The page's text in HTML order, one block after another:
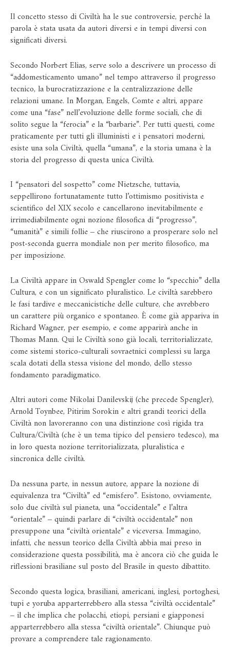
Il concetto stesso di Civiltà ha le sue controversie, perché la
parola è stata usata da autori diversi e in tempi diversi con
significati diversi.
Secondo Norbert Elias, serve solo a descrivere un processo di
“addomesticamento umano” nel tempo attraverso il progresso
tecnico, la burocratizzazione e la centralizzazione delle
relazioni umane. In Morgan, Engels, Comte e altri, appare
come una “fase” nell’evoluzione delle forme sociali, che di
solito segue la “ferocia” e la “barbarie”. Per tutti questi, come
praticamente per tutti gli illuministi e i pensatori moderni,
esiste una sola Civiltà, quella “umana”, e la storia umana è la
storia del progresso di questa unica Civiltà.
I “pensatori del sospetto” come Nietzsche, tuttavia,
seppellirono fortunatamente tutto l’ottimismo positivista e
scientifico del XIX secolo e cancellarono inevitabilmente e
irrimediabilmente ogni nozione filosofica di “progresso”,
“umanità” e simili follie ‒ che riuscirono a prosperare solo nel
post-seconda guerra mondiale non per merito filosofico, ma
per imposizione.
La Civiltà appare in Oswald Spengler come lo “specchio” della
Cultura, e con un significato pluralistico. Le civiltà sarebbero
le fasi tardive e meccanicistiche delle culture, che avrebbero
un carattere più organico e spontaneo. È come già appariva in
Richard Wagner, per esempio, e come apparirà anche in
Thomas Mann. Qui le Civiltà sono già locali, territorializzate,
come sistemi storico-culturali sovraetnici complessi su larga
scala dotati della stessa visione del mondo, dello stesso
fondamento paradigmatico.
Altri autori come Nikolai Danilevskij (che precede Spengler),
Arnold Toynbee, Pitirim Sorokin e altri grandi teorici della
Civiltà non lavoreranno con una distinzione così rigida tra
Cultura/Civiltà (che è un tema tipico del pensiero tedesco), ma
in loro questa nozione territorializzata, pluralistica e
sincronica delle civiltà.
Da nessuna parte, in nessun autore, appare la nozione di
equivalenza tra “Civiltà” ed “emisfero”. Esistono, ovviamente,
solo due civiltà sul pianeta, una “occidentale” e l’altra
“orientale” ‒ quindi parlare di “civiltà occidentale” non
presuppone una “civiltà orientale” e viceversa. Immagino,
infatti, che nessun teorico della Civiltà abbia mai preso in
considerazione questa possibilità, ma è ancora ciò che guida le
riflessioni brasiliane sul posto del Brasile in questo dibattito.
Secondo questa logica, brasiliani, americani, inglesi, portoghesi,
tupi e yoruba apparterrebbero alla stessa “civiltà occidentale”
‒ il che implica che polacchi, etiopi, persiani e giapponesi
apparterrebbero alla stessa “civiltà orientale”. Chiunque può
provare a comprendere tale ragionamento.